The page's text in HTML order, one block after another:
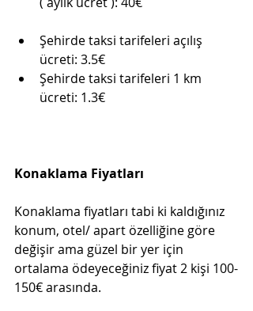
Şehirde taksi tarifeleri açılış
ücreti: 3.5€
Şehirde taksi tarifeleri 1 km
ücreti: 1.3€
Konaklama Fiyatları
Konaklama fiyatları tabi ki kaldığınız
konum, otel/ apart özelliğine göre
değişir ama güzel bir yer için
ortalama ödeyeceğiniz fiyat 2 kişi 100-
150€ arasında.